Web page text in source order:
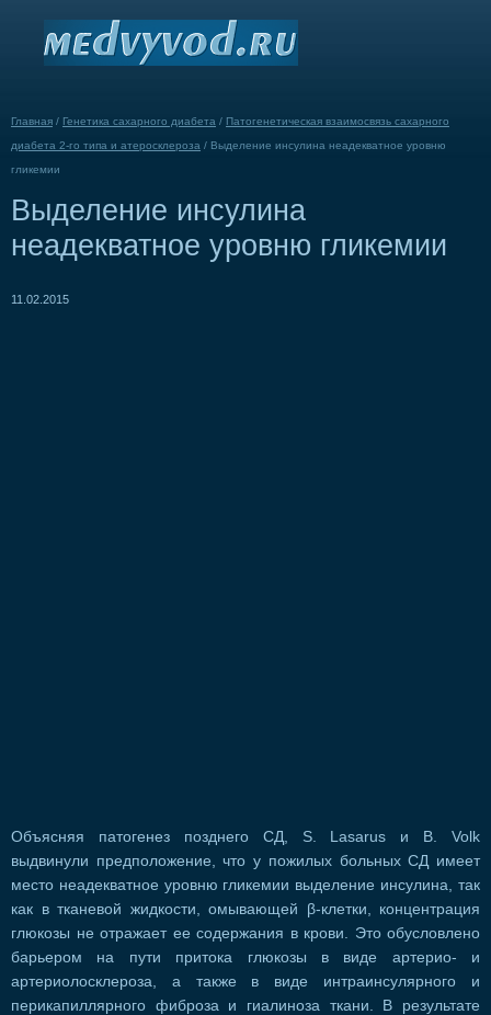
Главная / Генетика сахарного диабета / Патогенетическая взаимосвязь сахарного
диабета 2-го типа и атеросклероза / Выделение инсулина неадекватное уровню
гликемии
Выделение инсулина
неадекватное уровню гликемии
11.02.2015
Объясняя патогенез позднего СД, S. Lasarus и В. Volk
выдвинули предположение, что у пожилых больных СД имеет
место неадекватное уровню гликемии выделение инсулина, так
как в тканевой жидкости, омывающей β-клетки, концентрация
глюкозы не отражает ее содержания в крови. Это обусловлено
барьером на пути притока глюкозы в виде артерио- и
артериолосклероза, а также в виде интраинсулярного и
перикапиллярного фиброза и гиалиноза ткани. В результате